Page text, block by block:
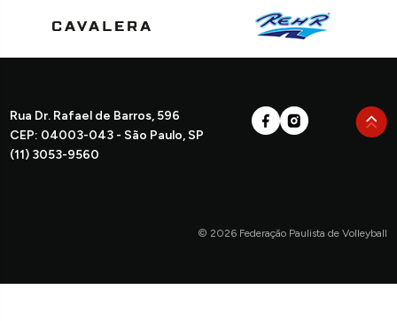
Rua Dr. Rafael de Barros, 596
CEP: 04003-043 - São Paulo, SP
(11) 3053-9560
© 2026 Federação Paulista de Volleyball